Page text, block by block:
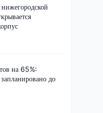
на 65%:
до